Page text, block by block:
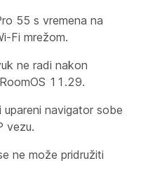
55 s vremena na
Fi mrežom.
ne radi nakon
11.29.
navigator sobe
vezu.
ne može pridružiti